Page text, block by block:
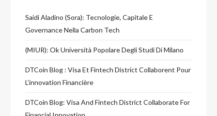
Saidi Aladino (Sora): Tecnologie, Capitale E
Governance Nella Carbon Tech
(MIUR): Ok Università Popolare Degli Studi Di Milano
DTCoin Blog : Visa Et Fintech District Collaborent Pour
L’innovation Financière
DTCoin Blog: Visa And Fintech District Collaborate For